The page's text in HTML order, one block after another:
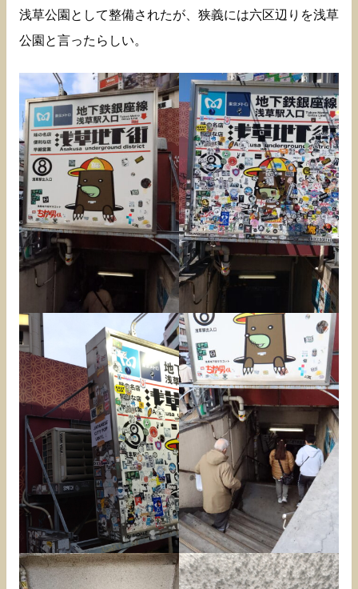
浅草公園として整備されたが、狭義には六区辺りを浅草
公園と言ったらしい。